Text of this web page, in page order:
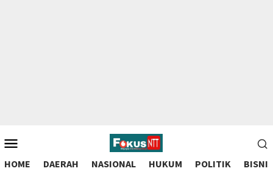
to
contentMobile
HOME DAERAH NASIONAL HUKUM POLITIK BISNIS